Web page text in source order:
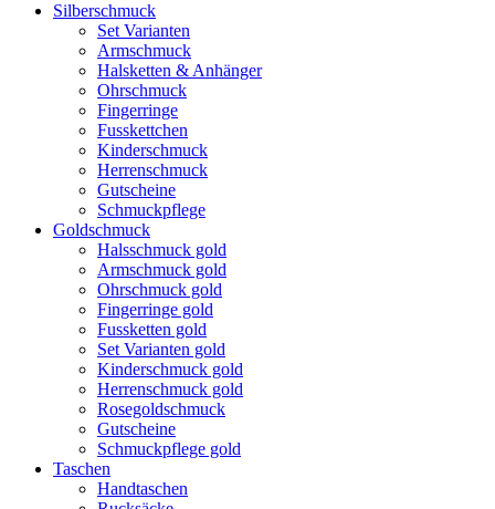
Silberschmuck
Set Varianten
Armschmuck
Halsketten & Anhänger
Ohrschmuck
Fingerringe
Fusskettchen
Kinderschmuck
Herrenschmuck
Gutscheine
Schmuckpflege
Goldschmuck
Halsschmuck gold
Armschmuck gold
Ohrschmuck gold
Fingerringe gold
Fussketten gold
Set Varianten gold
Kinderschmuck gold
Herrenschmuck gold
Rosegoldschmuck
Gutscheine
Schmuckpflege gold
Taschen
Handtaschen